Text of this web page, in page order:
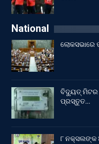
National
ଲୋକସଭାରେ
ବିଦ୍ୟୁତ୍ ମିଟର
ପ୍ରସ୍ତୁତ…
୮ ନକ୍ସଲଙ୍କ